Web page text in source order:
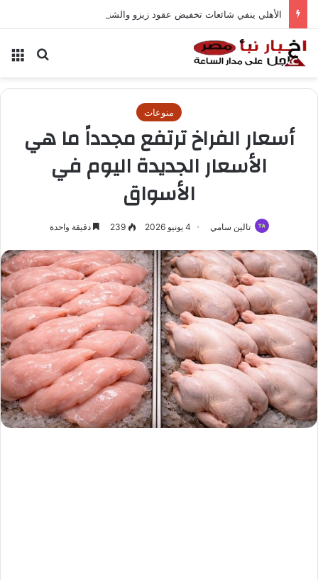
الأهلي ينفي شائعات تخفيض عقود زيزو والشناوي
بحث
منوعات
أسعار الفراخ ترتفع مجدداً ما هي
الأسعار الجديدة اليوم في
الأسواق
تالين سامي 4 يونيو 2026 239 دقيقة واحدة